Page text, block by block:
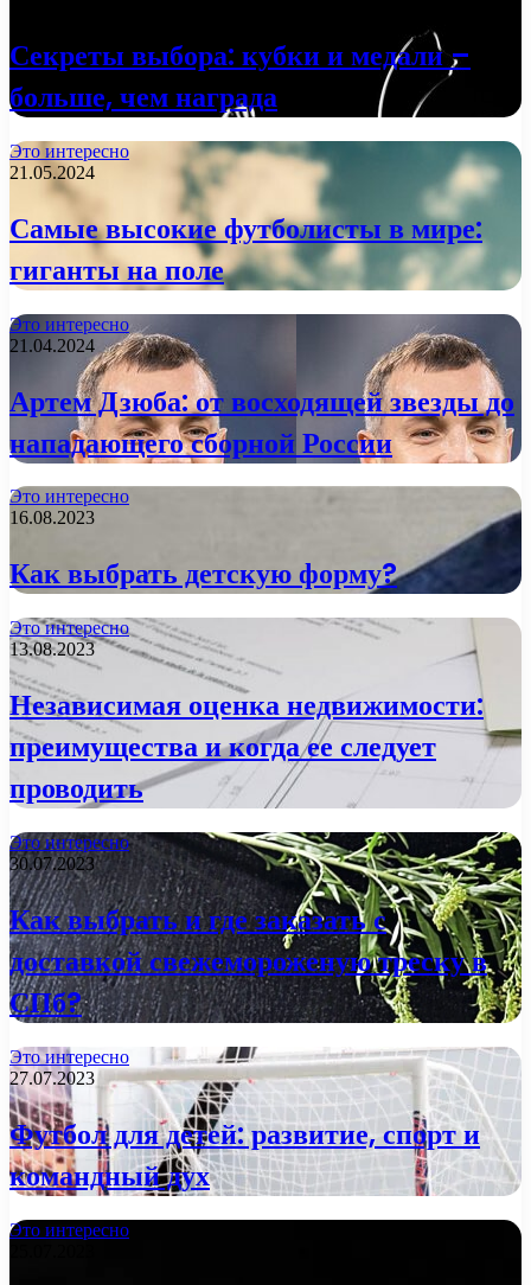
Секреты выбора: кубки и медали –
больше, чем награда
Это интересно
21.05.2024
Самые высокие футболисты в мире:
гиганты на поле
Это интересно
21.04.2024
Артем Дзюба: от восходящей звезды до
нападающего сборной России
Это интересно
16.08.2023
Как выбрать детскую форму?
Это интересно
13.08.2023
Независимая оценка недвижимости:
преимущества и когда ее следует
проводить
Это интересно
30.07.2023
Как выбрать и где заказать с
доставкой свежемороженую треску в
СПб?
Это интересно
27.07.2023
Футбол для детей: развитие, спорт и
командный дух
Это интересно